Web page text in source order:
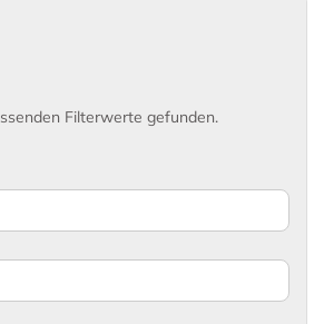
Filterwerte gefunden.